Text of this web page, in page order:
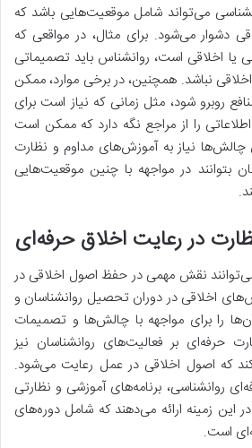
می‌تواند شامل موقعیت‌هایی باشد که
دشوار می‌شود. برای مثال، در مواقعی که
یا اخلاقی است، روانشناس باید تصمیماتی
نباشد. همچنین، در برخی موارد، ممکن
روبرو شود، مثل زمانی که نیاز است برای
را از مراجع نگه دارد که ممکن است
چالش‌ها نیاز به آموزش‌های مداوم و نظارت
بتوانند در مواجهه با چنین موقعیت‌هایی
در رعایت اخلاق حرفه‌ای
نقش مهمی در حفظ اصول اخلاقی در
اخلاقی در دوران تحصیل روانشناسان و
را برای مواجهه با چالش‌ها و تصمیمات
حرفه‌ای بر فعالیت‌های روانشناسان نیز
که اصول اخلاقی در عمل رعایت می‌شود.
روانشناسی، برنامه‌های آموزشی و نظارتی
این زمینه ارائه می‌دهند که شامل دوره‌های
است.